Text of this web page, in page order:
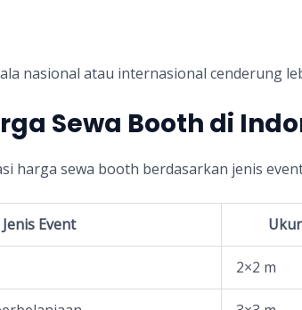
nasional atau internasional cenderung
Sewa Booth di
harga sewa booth berdasarkan jenis
Jenis Event
2×2 m